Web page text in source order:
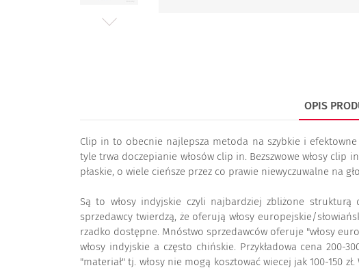
OPIS
Clip in to obecnie najlepsza metoda na szybkie i
tyle trwa doczepianie włosów clip in. Bezszwowe włosy
płaskie, o wiele cieńsze przez co prawie niewyczuwalne na
Są to włosy indyjskie czyli najbardziej zbliżone
sprzedawcy twierdzą, że oferują włosy europejskie/
rzadko dostępne. Mnóstwo sprzedawców oferuje "włosy
włosy indyjskie a często chińskie. Przykładowa cena 200-
"materiał" tj. włosy nie mogą kosztować wiecej jak 100-150